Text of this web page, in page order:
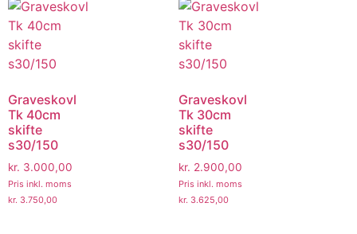
Graveskovl
Tk 40cm
skifte
s30/150
kr. 3.000,00
Pris inkl. moms
kr. 3.750,00
Graveskovl
Tk 30cm
skifte
s30/150
kr. 2.900,00
Pris inkl. moms
kr. 3.625,00